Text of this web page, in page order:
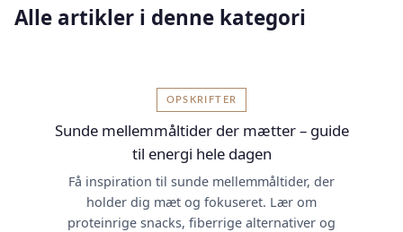
Alle artikler i denne kategori
OPSKRIFTER
Sunde mellemmåltider der mætter – guide
til energi hele dagen
Få inspiration til sunde mellemmåltider, der
holder dig mæt og fokuseret. Lær om
proteinrige snacks, fiberrige alternativer og